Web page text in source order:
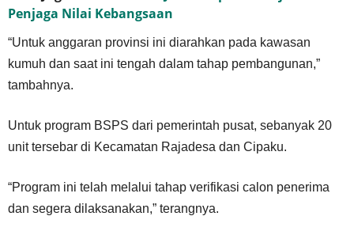
Penjaga Nilai Kebangsaan
“Untuk anggaran provinsi ini diarahkan pada kawasan
kumuh dan saat ini tengah dalam tahap pembangunan,”
tambahnya.
Untuk program BSPS dari pemerintah pusat, sebanyak 20
unit tersebar di Kecamatan Rajadesa dan Cipaku.
“Program ini telah melalui tahap verifikasi calon penerima
dan segera dilaksanakan,” terangnya.